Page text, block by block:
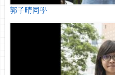
郭子晴同學